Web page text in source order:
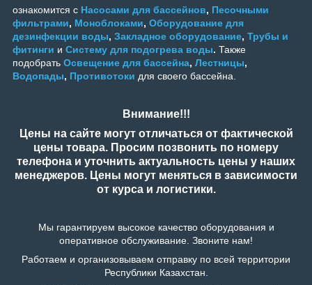
ознакомится с Насосами для бассейнов, Песочными
фильтрами, Моноблоками, Оборудование для
дезинфекции воды, Закладное оборудование, Трубы и
фитинги и Систему для подогрева воды. Также
подобрать Освещение для бассейна, Лестницы,
Водопады, Противотоки для своего бассейна.
Внимание!!!
Цены на сайте могут отличаться от фактической
цены товара. Просим позвонить по номеру
телефона и уточнить актуальность цены у наших
менеджеров. Цены могут меняться в зависимости
от курса и логистики.
Мы гарантируем высокое качество оборудования и
оперативное обслуживание. Звоните нам!
Работаем и организовываем отправку по всей территории
Республики Казахстан.